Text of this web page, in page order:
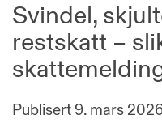
Svindel,
restskatt –
Publisert 9. mars